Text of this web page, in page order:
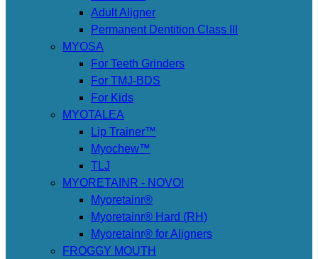
Adult Aligner
Permanent Dentition Class III
MYOSA
For Teeth Grinders
For TMJ-BDS
For Kids
MYOTALEA
Lip Trainer™
Myochew™
TLJ
MYORETAINR - NOVO!
Myoretainr®
Myoretainr® Hard (RH)
Myoretainr® for Aligners
FROGGY MOUTH